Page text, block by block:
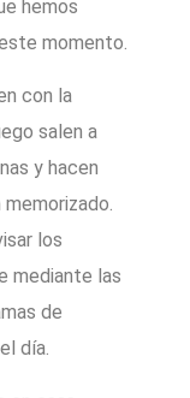
hemos
momento.
con la
salen a
y hacen
los
mediante las
de
día.